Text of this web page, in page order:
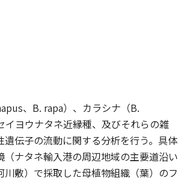
、B. rapa）、カラシナ（B.
イヨウナタネ近縁種、及びそれらの雑
伝子の流動に関する分析を行う。具体
（ナタネ輸入港の周辺地域の主要道沿い
敷）で採取した母植物組織（葉）のフ